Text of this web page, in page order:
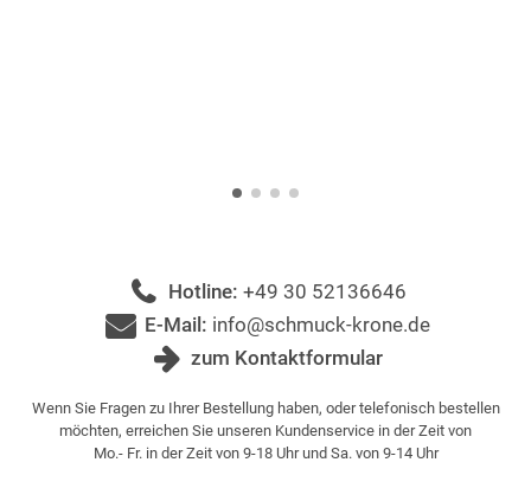
Hotline: +49 30 52136646
E-Mail: info@schmuck-krone.de
zum Kontaktformular
Wenn Sie Fragen zu Ihrer Bestellung haben, oder telefonisch bestellen
möchten, erreichen Sie unseren Kundenservice in der Zeit von
Mo.- Fr. in der Zeit von 9-18 Uhr und Sa. von 9-14 Uhr